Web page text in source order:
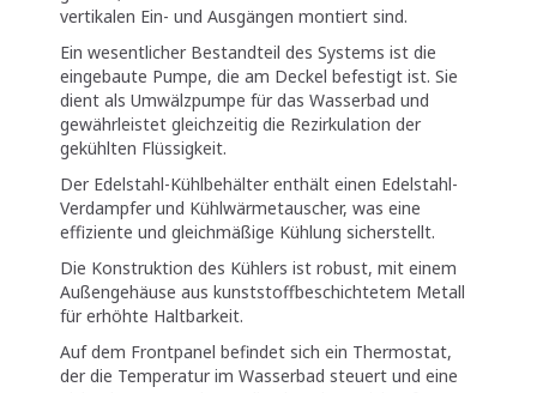
vertikalen Ein- und Ausgängen montiert sind.
Ein wesentlicher Bestandteil des Systems ist die
eingebaute Pumpe, die am Deckel befestigt ist. Sie
dient als Umwälzpumpe für das Wasserbad und
gewährleistet gleichzeitig die Rezirkulation der
gekühlten Flüssigkeit.
Der Edelstahl-Kühlbehälter enthält einen Edelstahl-
Verdampfer und Kühlwärmetauscher, was eine
effiziente und gleichmäßige Kühlung sicherstellt.
Die Konstruktion des Kühlers ist robust, mit einem
Außengehäuse aus kunststoffbeschichtetem Metall
für erhöhte Haltbarkeit.
Auf dem Frontpanel befindet sich ein Thermostat,
der die Temperatur im Wasserbad steuert und eine